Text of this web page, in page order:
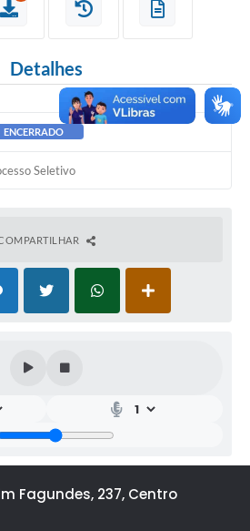
Detalhes
ENCERRADO
Seletivo
Fagundes, 237, Centro